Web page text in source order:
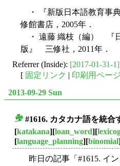
・ 『新版日本語教育事
修館書店，2005年．
・ 遠藤 織枝（編） 『
版』 三修社，2011年．
Referrer (Inside): [2017-01-31-1]
[ 固定リンク | 印刷用ページ
2013-09-29 Sun
#1616. カタカナ語を統合
[katakana][loan_word][
[language_planning][binomial
昨日の記事「#1615. イ